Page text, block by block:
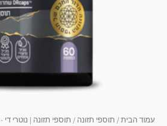
עמוד הבית/ תוספי תזונה / תוספי תזונה | נוטרי די - nutri D